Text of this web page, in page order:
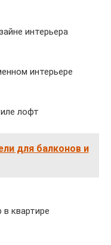
интерьера
интерьере
лофт
для балконов и
квартире